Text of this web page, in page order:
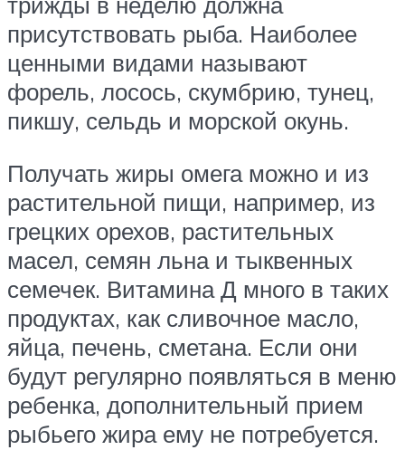
присутствовать рыба. Наиболее
ценными видами называют
форель, лосось, скумбрию, тунец,
пикшу, сельдь и морской окунь.
Получать жиры омега можно и из
растительной пищи, например, из
грецких орехов, растительных
масел, семян льна и тыквенных
семечек. Витамина Д много в таких
продуктах, как сливочное масло,
яйца, печень, сметана. Если они
будут регулярно появляться в меню
ребенка, дополнительный прием
рыбьего жира ему не потребуется.